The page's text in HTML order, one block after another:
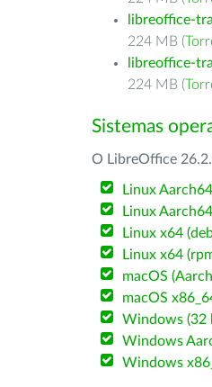
libreoffice-
224 MB (
libreoffice-
224 MB (
Sistemas
O LibreOffice
Linux
Linux
Linux x64
Linux x64
macOS
macOS
Windows (32
Windows
Windows